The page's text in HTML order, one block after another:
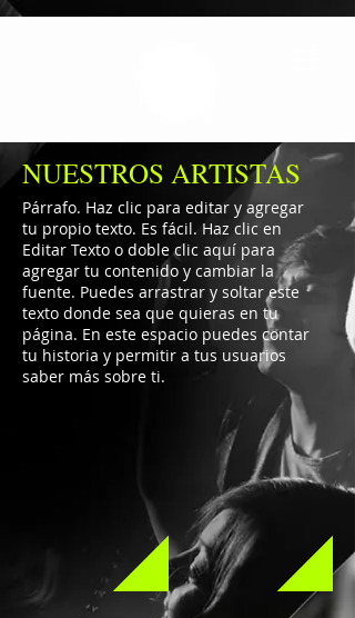
NUESTROS ARTISTAS
Párrafo. Haz clic para editar y agregar
tu propio texto. Es fácil. Haz clic en
Editar Texto o doble clic aquí para
agregar tu contenido y cambiar la
fuente. Puedes arrastrar y soltar este
texto donde sea que quieras en tu
página. En este espacio puedes contar
tu historia y permitir a tus usuarios
saber más sobre ti.